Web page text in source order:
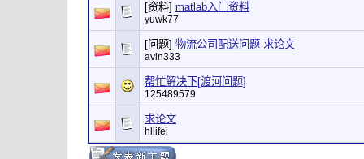
[资料] matlab入门资料
yuwk77
[问题] 物流公司配送问题 求论文
avin333
帮忙解决下[渡河问题]
125489579
求论文
hllifei